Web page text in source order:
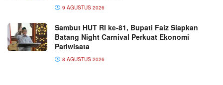
9 AGUSTUS 2026
Sambut HUT RI ke-81, Bupati Faiz Siapkan
Batang Night Carnival Perkuat Ekonomi
Pariwisata
8 AGUSTUS 2026